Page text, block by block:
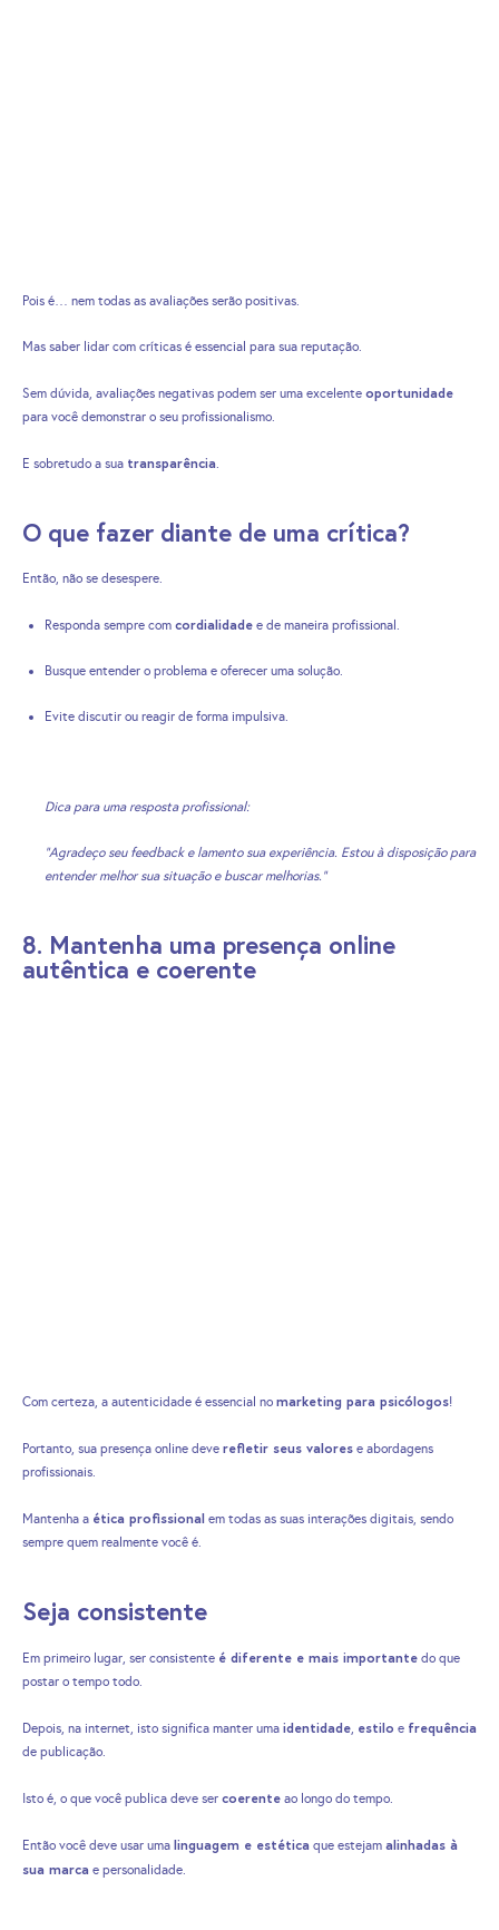
Pois é… nem todas as avaliações serão positivas.
Mas saber lidar com críticas é essencial para sua reputação.
Sem dúvida, avaliações negativas podem ser uma excelente oportunidade
para você demonstrar o seu profissionalismo.
E sobretudo a sua transparência.
O que fazer diante de uma crítica?
Então, não se desespere.
Responda sempre com cordialidade e de maneira profissional.
Busque entender o problema e oferecer uma solução.
Evite discutir ou reagir de forma impulsiva.
Dica para uma resposta profissional:
“Agradeço seu feedback e lamento sua experiência. Estou à disposição para
entender melhor sua situação e buscar melhorias.”
8. Mantenha uma presença online
autêntica e coerente
Com certeza, a autenticidade é essencial no marketing para psicólogos!
Portanto, sua presença online deve refletir seus valores e abordagens
profissionais.
Mantenha a ética profissional em todas as suas interações digitais, sendo
sempre quem realmente você é.
Seja consistente
Em primeiro lugar, ser consistente é diferente e mais importante do que
postar o tempo todo.
Depois, na internet, isto significa manter uma identidade, estilo e frequência
de publicação.
Isto é, o que você publica deve ser coerente ao longo do tempo.
Então você deve usar uma linguagem e estética que estejam alinhadas à
sua marca e personalidade.